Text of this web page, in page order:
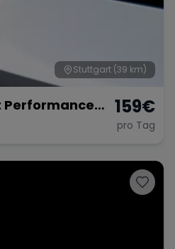
Stuttgart (39 km)
Performance
159€
pro Tag